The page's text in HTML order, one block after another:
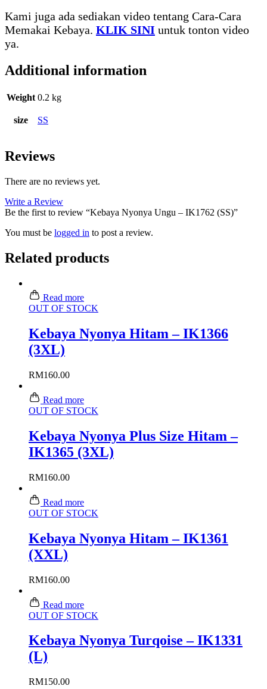
Kami juga ada sediakan video tentang Cara-Cara
Memakai Kebaya. KLIK SINI untuk tonton video
ya.
Additional information
Weight 0.2 kg
size SS
Reviews
There are no reviews yet.
Write a Review
Be the first to review “Kebaya Nyonya Ungu – IK1762 (SS)”
You must be logged in to post a review.
Related products
Read more
OUT OF STOCK
Kebaya Nyonya Hitam – IK1366
(3XL)
RM160.00
Read more
OUT OF STOCK
Kebaya Nyonya Plus Size Hitam –
IK1365 (3XL)
RM160.00
Read more
OUT OF STOCK
Kebaya Nyonya Hitam – IK1361
(XXL)
RM160.00
Read more
OUT OF STOCK
Kebaya Nyonya Turqoise – IK1331
(L)
RM150.00